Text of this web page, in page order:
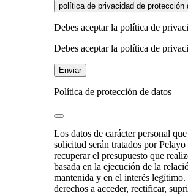
política de privacidad de protección
Debes aceptar la política de
Debes aceptar la política de
Enviar
Política de protección de datos
Los datos de carácter personal
solicitud serán tratados por
recuperar el presupuesto que
basada en la ejecución de la
mantenida y en el interés legítimo.
derechos a acceder, rectificar,